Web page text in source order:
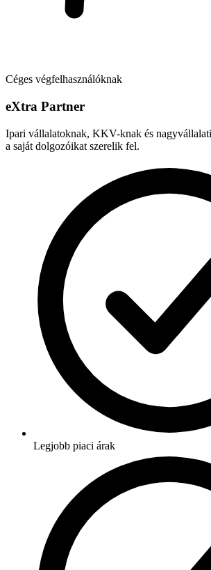
Céges végfelhasználóknak
eXtra Partner
Ipari vállalatoknak, KKV-knak és
a saját dolgozóikat szerelik fel.
Legjobb piaci árak